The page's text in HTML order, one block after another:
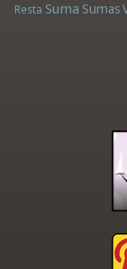
Resta Suma Sumas